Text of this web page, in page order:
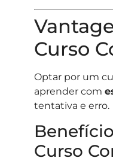
Curso
Optar por um
aprender com
tentativa e erro.
Curso